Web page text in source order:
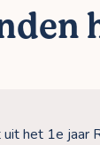
het 1e jaar